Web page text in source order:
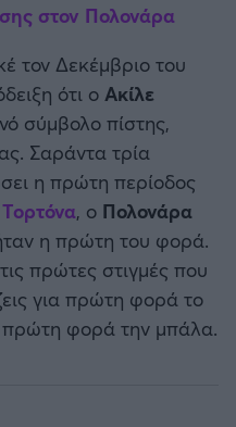
στον Πολονάρα
τον Δεκέμβριο του
ότι ο Ακίλε
σύμβολο πίστης,
Σαράντα τρία
η πρώτη περίοδος
, ο Πολονάρα
η πρώτη του φορά.
πρώτες στιγμές που
για πρώτη φορά το
πρώτη φορά την μπάλα.